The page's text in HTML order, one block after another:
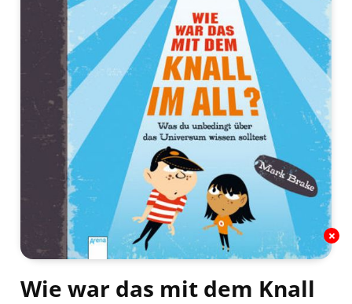
Wie war das mit dem Knall